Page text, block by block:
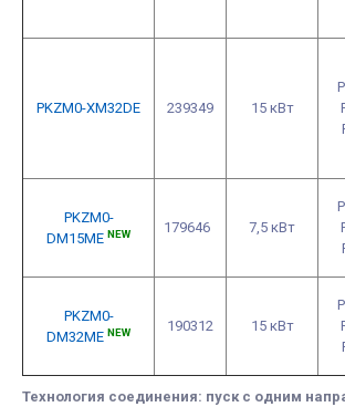
Технология соединения: пуск с одним
PKZM0-XM32DE 239349 15 кВт
PKZM0-
DM15ME NEW 179646 7,5 кВт
PKZM0-
DM32ME NEW 190312 15 кВт